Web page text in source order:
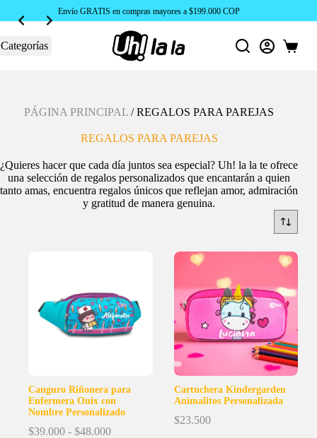
Envío GRATIS en compras mayores a $199.000 COP
Categorías
Carro
PÁGINA PRINCIPAL /REGALOS PARA PAREJAS
REGALOS PARA PAREJAS
¿Quieres hacer que cada día juntos sea especial? Uh! la la te ofrece
una selección de regalos personalizados que encantarán a quien
tanto amas, encuentra regalos únicos que reflejan amor, admiración
y gratitud de manera genuina.
Canguro Riñonera para
Enfermera Onix con
Nombre Personalizado
$39.000 - $48.000Rango
Cartuchera Kindergarden
Animalitos Personalizada
$23.500